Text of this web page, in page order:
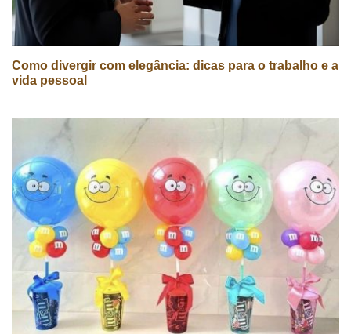
Como divergir com elegância: dicas para o trabalho e a
vida pessoal